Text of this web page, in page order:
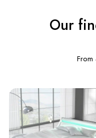
Our
From